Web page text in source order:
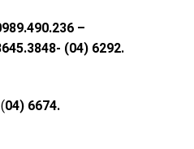
–
(04) 6292.
04) 6674.